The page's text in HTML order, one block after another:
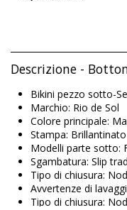
Descrizione -
Bikini pezzo sotto-
Marchio: Rio de Sol
Colore principale:
Stampa: Brillantinato
Modelli parte sotto:
Sgambatura: Slip
Tipo di chiusura:
Avvertenze di
Tipo di chiusura: